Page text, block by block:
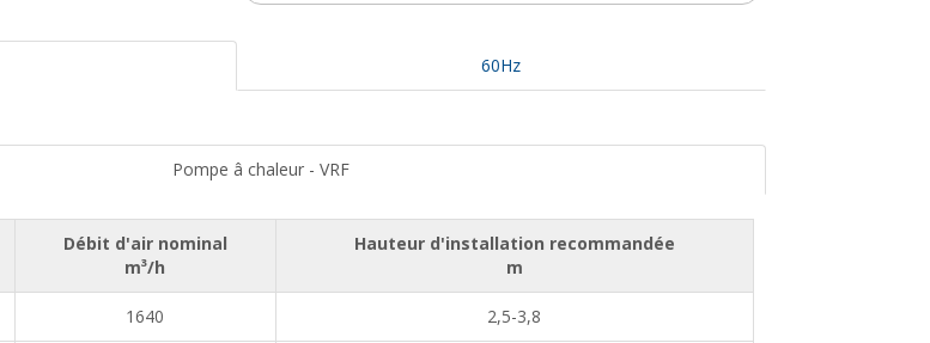
60Hz
Pompe â chaleur - VRF
Débit d'air nominal
m³/h
Hauteur d'installation recommandée
m
1640 2,5-3,8